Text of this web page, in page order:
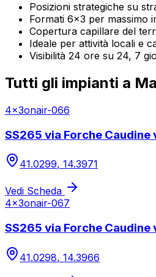
Posizioni strategiche su
Formati 6x3 per massimo
Copertura capillare del
Ideale per attività locali e
Visibilità 24 ore su 24, 7
Tutti gli impianti a
4x3onair-066
SS265 via Forche Caudine
41.0299, 14.3971
Vedi Scheda
4x3onair-067
SS265 via Forche Caudine
41.0298, 14.3966